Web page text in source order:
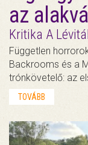
az
Kritika A
Független
Backrooms és a
trónkövetelő: az
TOVÁBB